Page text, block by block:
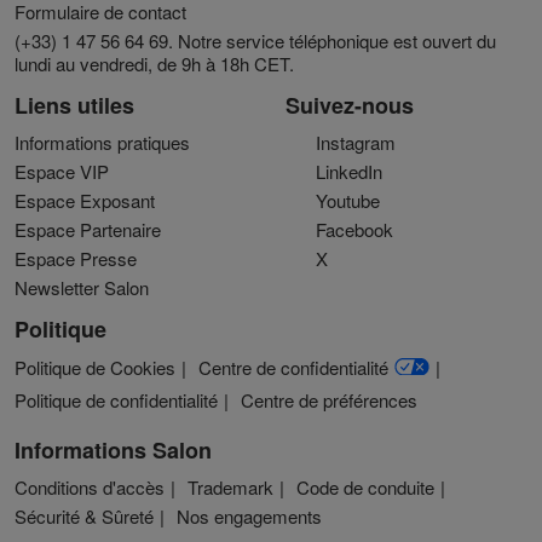
Formulaire de contact
(+33) 1 47 56 64 69. Notre service téléphonique est ouvert du
lundi au vendredi, de 9h à 18h CET.
Liens utiles
Informations pratiques
Espace VIP
Espace Exposant
Espace Partenaire
Espace Presse
Newsletter Salon
Suivez-nous
Instagram
LinkedIn
Youtube
Facebook
X
Politique
Politique de Cookies
Centre de confidentialité
Politique de confidentialité
Centre de préférences
Informations Salon
Conditions d'accès Trademark
Code de conduite
Sécurité & Sûreté
Nos engagements